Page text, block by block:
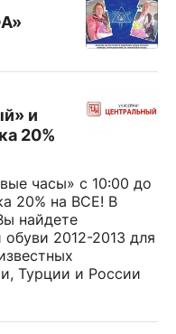
и
20%
часы» с 10:00 до
20% на ВСЕ! В
найдете
2012-2013 для
Турции и России